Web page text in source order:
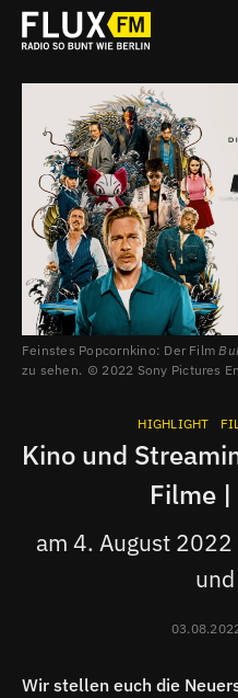
Feinstes Popcornkino: Der Film
zu sehen.
2022 Sony Pictures
HIGHLIGHT
Kino und
Filme
am 4. August
Wir stellen euch die